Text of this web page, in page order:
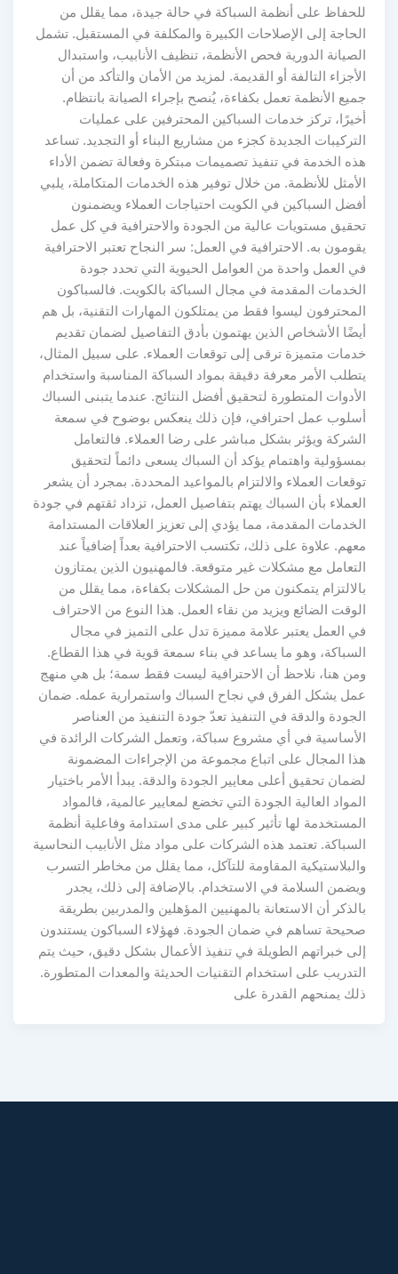
للحفاظ على أنظمة السباكة في حالة جيدة، مما يقلل من
الحاجة إلى الإصلاحات الكبيرة والمكلفة في المستقبل. تشمل
الصيانة الدورية فحص الأنظمة، تنظيف الأنابيب، واستبدال
الأجزاء التالفة أو القديمة. لمزيد من الأمان والتأكد من أن
جميع الأنظمة تعمل بكفاءة، يُنصح بإجراء الصيانة بانتظام.
أخيرًا، تركز خدمات السباكين المحترفين على عمليات
التركيبات الجديدة كجزء من مشاريع البناء أو التجديد. تساعد
هذه الخدمة في تنفيذ تصميمات مبتكرة وفعالة تضمن الأداء
الأمثل للأنظمة. من خلال توفير هذه الخدمات المتكاملة، يلبي
أفضل السباكين في الكويت احتياجات العملاء ويضمنون
تحقيق مستويات عالية من الجودة والاحترافية في كل عمل
يقومون به. الاحترافية في العمل: سر النجاح تعتبر الاحترافية
في العمل واحدة من العوامل الحيوية التي تحدد جودة
الخدمات المقدمة في مجال السباكة بالكويت. فالسباكون
المحترفون ليسوا فقط من يمتلكون المهارات التقنية، بل هم
أيضًا الأشخاص الذين يهتمون بأدق التفاصيل لضمان تقديم
خدمات متميزة ترقى إلى توقعات العملاء. على سبيل المثال،
يتطلب الأمر معرفة دقيقة بمواد السباكة المناسبة واستخدام
الأدوات المتطورة لتحقيق أفضل النتائج. عندما يتبنى السباك
أسلوب عمل احترافي، فإن ذلك ينعكس بوضوح في سمعة
الشركة ويؤثر بشكل مباشر على رضا العملاء. فالتعامل
بمسؤولية واهتمام يؤكد أن السباك يسعى دائماً لتحقيق
توقعات العملاء والالتزام بالمواعيد المحددة. بمجرد أن يشعر
العملاء بأن السباك يهتم بتفاصيل العمل، تزداد ثقتهم في جودة
الخدمات المقدمة، مما يؤدي إلى تعزيز العلاقات المستدامة
معهم. علاوة على ذلك، تكتسب الاحترافية بعداً إضافياً عند
التعامل مع مشكلات غير متوقعة. فالمهنيون الذين يمتازون
بالالتزام يتمكنون من حل المشكلات بكفاءة، مما يقلل من
الوقت الضائع ويزيد من نقاء العمل. هذا النوع من الاحتراف
في العمل يعتبر علامة مميزة تدل على التميز في مجال
السباكة، وهو ما يساعد في بناء سمعة قوية في هذا القطاع.
ومن هنا، نلاحظ أن الاحترافية ليست فقط سمة؛ بل هي منهج
عمل يشكل الفرق في نجاح السباك واستمرارية عمله. ضمان
الجودة والدقة في التنفيذ تعدّ جودة التنفيذ من العناصر
الأساسية في أي مشروع سباكة، وتعمل الشركات الرائدة في
هذا المجال على اتباع مجموعة من الإجراءات المضمونة
لضمان تحقيق أعلى معايير الجودة والدقة. يبدأ الأمر باختيار
المواد العالية الجودة التي تخضع لمعايير عالمية، فالمواد
المستخدمة لها تأثير كبير على مدى استدامة وفاعلية أنظمة
السباكة. تعتمد هذه الشركات على مواد مثل الأنابيب النحاسية
والبلاستيكية المقاومة للتآكل، مما يقلل من مخاطر التسرب
ويضمن السلامة في الاستخدام. بالإضافة إلى ذلك، يجدر
بالذكر أن الاستعانة بالمهنيين المؤهلين والمدربين بطريقة
صحيحة تساهم في ضمان الجودة. فهؤلاء السباكون يستندون
إلى خبراتهم الطويلة في تنفيذ الأعمال بشكل دقيق، حيث يتم
التدريب على استخدام التقنيات الحديثة والمعدات المتطورة.
ذلك يمنحهم القدرة على